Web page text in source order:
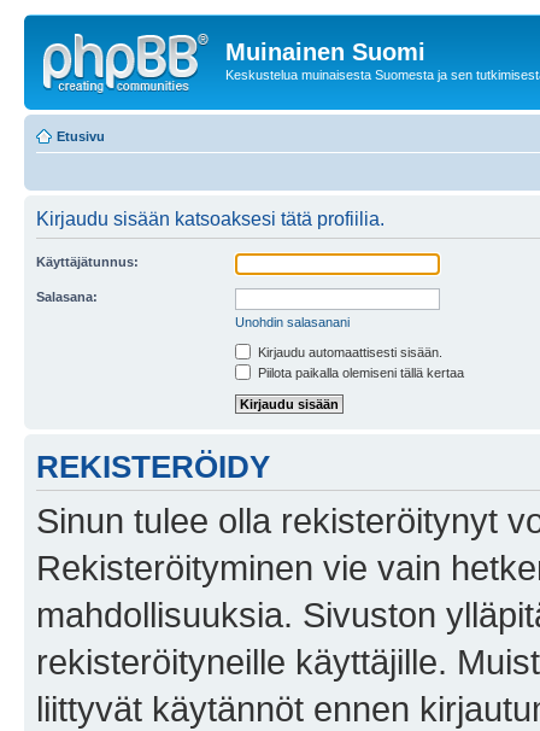
Muinainen Suomi
Keskustelua muinaisesta Suomesta ja sen
Etusivu
Kirjaudu sisään katsoaksesi tätä profiilia.
Käyttäjätunnus:
Salasana:
Unohdin salasanani
Kirjaudu automaattisesti sisään.
Piilota paikalla olemiseni tällä kertaa
REKISTERÖIDY
Sinun tulee olla rekisteröitynyt
Rekisteröityminen vie vain
mahdollisuuksia. Sivuston
rekisteröityneille käyttäjille.
liittyvät käytännöt ennen